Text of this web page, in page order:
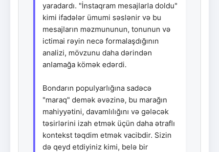
yaradardı. "İnstaqram mesajlarla doldu"
kimi ifadələr ümumi səslənir və bu
mesajların məzmununun, tonunun və
ictimai rəyin necə formalaşdığının
analizi, mövzunu daha dərindən
anlamağa kömək edərdi.
Bondarın populyarlığına sadəcə
"maraq" demək əvəzinə, bu marağın
mahiyyətini, davamlılığını və gələcək
təsirlərini izah etmək üçün daha ətraflı
kontekst təqdim etmək vacibdir. Sizin
də qeyd etdiyiniz kimi, belə bir